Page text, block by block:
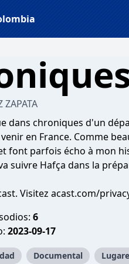
ZAPATA
dans chroniques d'un
en France. Comme
font parfois écho à mon
suivre Hafça dans la
Visitez acast.com/
6
2023-09-17
Documental